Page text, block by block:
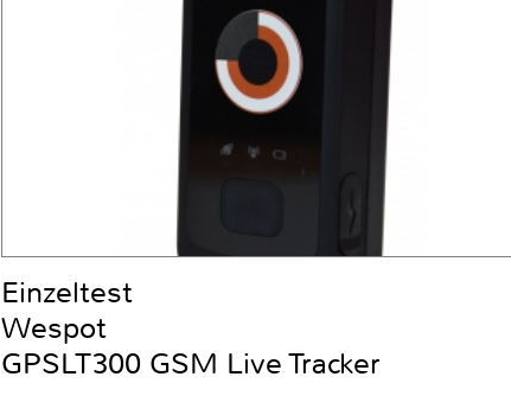
Einzeltest
Wespot
GPSLT300 GSM Live Tracker